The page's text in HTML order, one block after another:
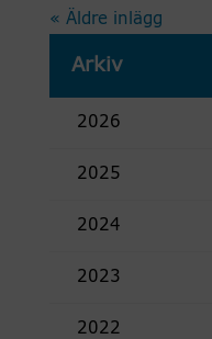
« Äldre inlägg
Arkiv
2026
2025
2024
2023
2022